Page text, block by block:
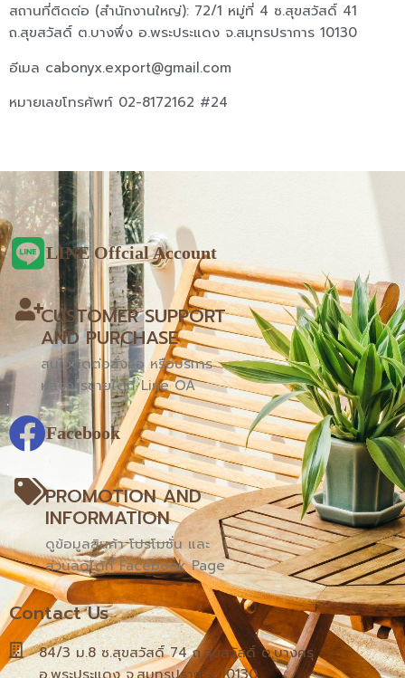
สถานที่ติดต่อ (สำนักงานใหญ่): 72/1 หมู่ที่ 4 ซ.สุขสวัสดิ์ 41
ถ.สุขสวัสดิ์ ต.บางพึ่ง อ.พระประแดง จ.สมุทรปราการ 10130
อีเมล cabonyx.export@gmail.com
หมายเลขโทรศัพท์ 02-8172162 #24
LINE Offcial Account
CUSTOMER SUPPORT
AND PURCHASE
สนใจติดต่อสั่งซื้อ หรือบริการ
หลังการขายได้ที่ Line OA
Facebook
PROMOTION AND
INFORMATION
ดูข้อมูลสินค้า โปรโมชั่น และ
ส่วนลดได้ที่ Facebook Page
Contact Us
84/3 ม.8 ซ.สุขสวัสดิ์ 74 ถ.สุขสวัสดิ์ ต.บางครุ